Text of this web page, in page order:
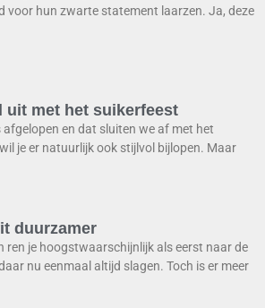
voor hun zwarte statement laarzen. Ja, deze
uit met het suikerfeest
en dat sluiten we af met het
je er natuurlijk ook stijlvol bijlopen. Maar
duurzamer
ren je hoogstwaarschijnlijk als eerst naar de
nu eenmaal altijd slagen. Toch is er meer